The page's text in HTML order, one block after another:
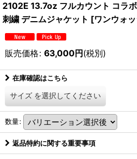
2102E 13.7oz フルカウント コラ
刺繍 デニムジャケット [ワンウォ
販売価格: 63,000円(税別)
在庫確認はこちら
サイズ を選択してください
数量:
返品特約に関する重要事項